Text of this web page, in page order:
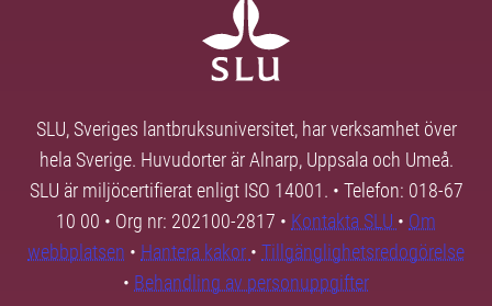
SLU, Sveriges lantbruksuniversitet, har verksamhet över
hela Sverige. Huvudorter är Alnarp, Uppsala och Umeå.
SLU är miljöcertifierat enligt ISO 14001. • Telefon: 018-67
10 00 • Org nr: 202100-2817 • Kontakta SLU • Om
webbplatsen • Hantera kakor • Tillgänglighetsredogörelse
• Behandling av personuppgifter